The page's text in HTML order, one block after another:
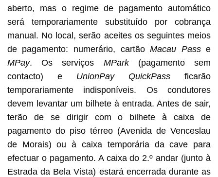
aberto, mas o regime de pagamento automático
será temporariamente substituído por cobrança
manual. No local, serão aceites os seguintes meios
de pagamento: numerário, cartãoMacau Passe
MPay. Os serviços MPark(pagamento sem
contacto) e UnionPay QuickPass ficarão
temporariamente indisponíveis. Os condutores
devem levantar um bilhete à entrada. Antes de sair,
terão de se dirigir com o bilhete à caixa de
pagamento do piso térreo (Avenida de Venceslau
de Morais) ou à caixa temporária da cave para
efectuar o pagamento. A caixa do 2.º andar (junto à
Estrada da Bela Vista) estará encerrada durante as